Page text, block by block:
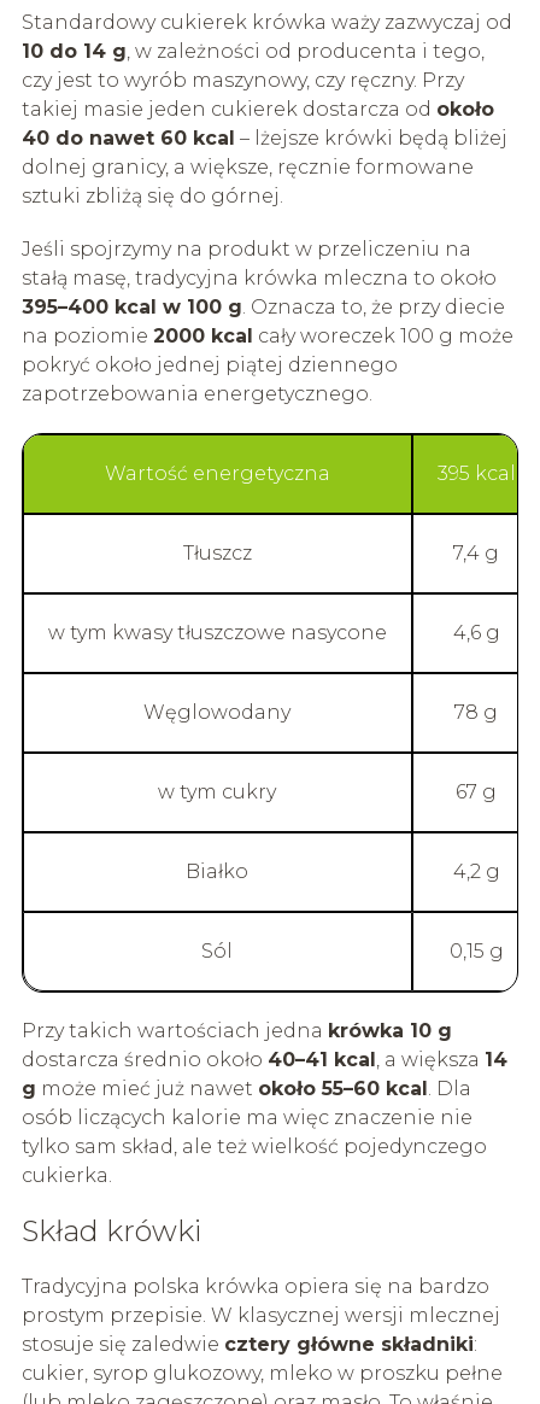
Standardowy cukierek krówka waży zazwyczaj od
10 do 14 g, w zależności od producenta i tego,
czy jest to wyrób maszynowy, czy ręczny. Przy
takiej masie jeden cukierek dostarcza od około
40 do nawet 60 kcal – lżejsze krówki będą bliżej
dolnej granicy, a większe, ręcznie formowane
sztuki zbliżą się do górnej.
Jeśli spojrzymy na produkt w przeliczeniu na
stałą masę, tradycyjna krówka mleczna to około
395–400 kcal w 100 g. Oznacza to, że przy diecie
na poziomie 2000 kcal cały woreczek 100 g może
pokryć około jednej piątej dziennego
zapotrzebowania energetycznego.
Wartość energetyczna 395 kcal
Tłuszcz 7,4 g
w tym kwasy tłuszczowe nasycone 4,6 g
Węglowodany 78 g
w tym cukry 67 g
Białko 4,2 g
Sól 0,15 g
Przy takich wartościach jedna krówka 10 g
dostarcza średnio około 40–41 kcal, a większa 14
g może mieć już nawet około 55–60 kcal. Dla
osób liczących kalorie ma więc znaczenie nie
tylko sam skład, ale też wielkość pojedynczego
cukierka.
Skład krówki
Tradycyjna polska krówka opiera się na bardzo
prostym przepisie. W klasycznej wersji mlecznej
stosuje się zaledwie cztery główne składniki:
cukier, syrop glukozowy, mleko w proszku pełne